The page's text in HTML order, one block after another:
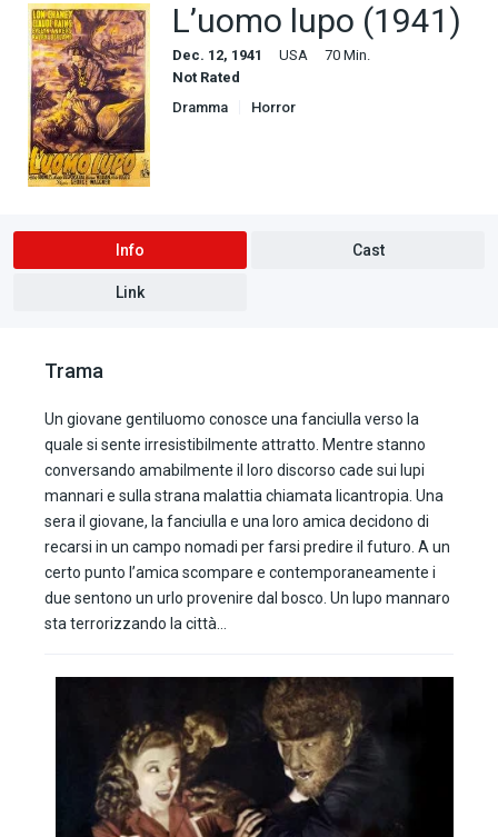
L’uomo lupo (1941)
Dec. 12, 1941 USA
70 Min.
Not Rated
Dramma
Horror
Info Cast
Link
Trama
Un giovane gentiluomo conosce una fanciulla verso la
quale si sente irresistibilmente attratto. Mentre stanno
conversando amabilmente il loro discorso cade sui lupi
mannari e sulla strana malattia chiamata licantropia. Una
sera il giovane, la fanciulla e una loro amica decidono di
recarsi in un campo nomadi per farsi predire il futuro. A un
certo punto l’amica scompare e contemporaneamente i
due sentono un urlo provenire dal bosco. Un lupo mannaro
sta terrorizzando la città…